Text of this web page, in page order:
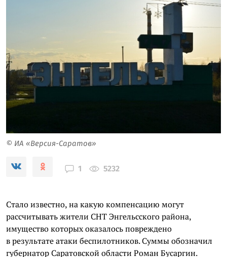
© ИА «Версия-Саратов»
1 5232
Стало известно, на какую компенсацию могут
рассчитывать жители СНТ Энгельсского района,
имущество которых оказалось повреждено
в результате атаки беспилотников. Суммы обозначил
губернатор Саратовской области Роман Бусаргин.